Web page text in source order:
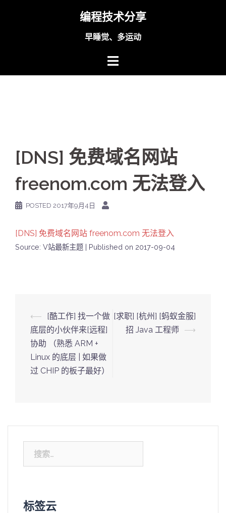
编程技术分享
早睡觉、多运动
[DNS] 免费域名网站
freenom.com 无法登入
POSTED 2017年9月4日
[DNS] 免费域名网站 freenom.com 无法登入
Source: V站最新主题 Published on 2017-09-04
Post
navigation
⟵
[酷工作] 找一个做
底层的小伙伴来[远程]
协助 （熟悉 ARM +
Linux 的底层 | 如果做
过 CHIP 的板子最好）
[求职] [杭州] [蚂蚁金服]
招 Java 工程师 ⟶
索：
标签云